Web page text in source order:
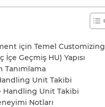
için Temel Customizing
Geçmiş HU) Yapısı
Tanımlama
Unit Takibi
Unit Takibi
Notları